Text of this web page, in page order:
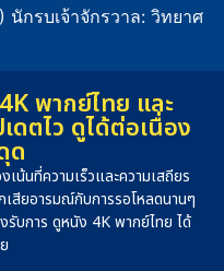
กรบเจ้าจักรวาล: วิทยาศ
พากย์ไทย และ
ตไว ดูได้ต่อเนื่อง
ด
น้นที่ความเร็วและความเสถียร
เสียอารมณ์กับการรอโหลดนานๆ
บการ ดูหนัง 4K พากย์ไทย ได้